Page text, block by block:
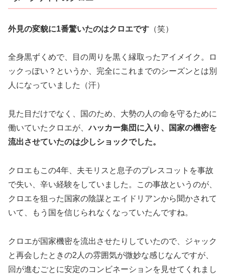
外見の変貌に1番驚いたのはクロエです （笑）
全身黒ずくめで、目の周りを黒く縁取ったアイメイク。ロ
ックっぽい？というか、完全にこれまでのシーズンとは別
人になっていました（汗）
見た目だけでなく、国のため、大勢の人の命を守るために
働いていたクロエが、ハッカー集団に入り、国家の機密を
流出させていたのは少しショックでした。
クロエもこの4年、夫モリスと息子のプレスコットを事故
で失い、辛い経験をしていました。この事故というのが、
クロエを狙った国家の陰謀とエイドリアンから聞かされて
いて、もう国を信じられなくなっていたんですね。
クロエが国家機密を流出させたりしていたので、ジャック
と再会したときの2人の雰囲気が微妙な感じなんですが、
回が進むごとに安定のコンビネーションを見せてくれまし